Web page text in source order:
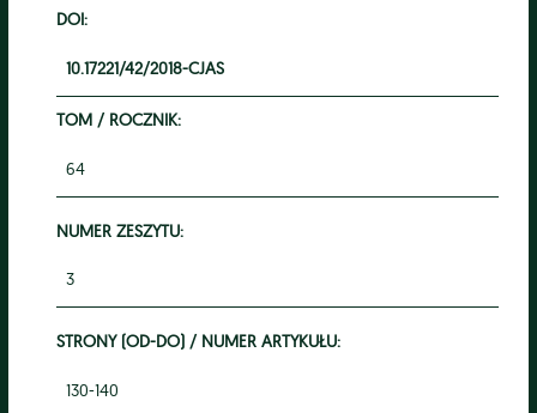
DOI:
10.17221/42/2018-CJAS
TOM / ROCZNIK:
64
NUMER ZESZYTU:
3
STRONY (OD-DO) / NUMER ARTYKUŁU:
130-140